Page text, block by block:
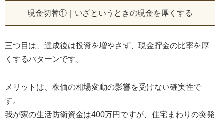
現金切替①｜いざというときの現金を厚くする
三つ目は、達成後は投資を増やさず、現金貯金の比率を厚
くするパターンです。
メリットは、株価の相場変動の影響を受けない確実性で
す。
我が家の生活防衛資金は400万円ですが、住宅まわりの突発